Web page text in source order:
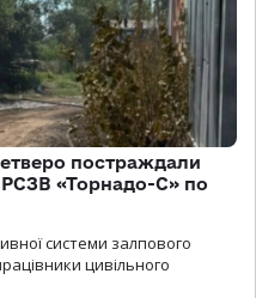
постраждали
«Торнадо-С» по
системи залпового
цивільного